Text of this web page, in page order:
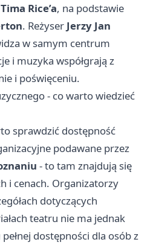
Tima Rice’a, na podstawie
. Reżyser Jerzy Jan
w samym centrum
i muzyka współgrają z
i poświęceniu.
- co warto wiedzieć
sprawdzić dostępność
podawane przez
- to tam znajdują się
i cenach. Organizatorzy
dotyczących
teatru nie ma jednak
dostępności dla osób z